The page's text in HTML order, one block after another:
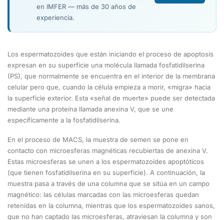
en IMFER — más de 30 años de
experiencia.
Los espermatozoides que están iniciando el proceso de apoptosis
expresan en su superficie una molécula llamada fosfatidilserina
(PS), que normalmente se encuentra en el interior de la membrana
celular pero que, cuando la célula empieza a morir, «migra» hacia
la superficie exterior. Esta «señal de muerte» puede ser detectada
mediante una proteína llamada anexina V, que se une
específicamente a la fosfatidilserina.
En el proceso de MACS, la muestra de semen se pone en
contacto con microesferas magnéticas recubiertas de anexina V.
Estas microesferas se unen a los espermatozoides apoptóticos
(que tienen fosfatidilserina en su superficie). A continuación, la
muestra pasa a través de una columna que se sitúa en un campo
magnético: las células marcadas con las microesferas quedan
retenidas en la columna, mientras que los espermatozoides sanos,
que no han captado las microesferas, atraviesan la columna y son